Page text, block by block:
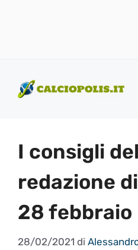
contenuto
I consigli
redazione
28 febbraio
28/02/2021 di